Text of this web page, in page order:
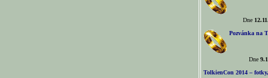
Dne
Pozvánka na
Dne
TolkienCon 2014 –